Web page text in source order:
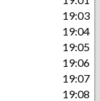
19:03
19:04
19:05
19:06
19:07
19:08